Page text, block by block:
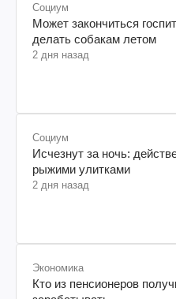
Социум
Может закончиться
делать собакам летом
2 дня назад
Социум
Исчезнут за ночь:
рыжими улитками
2 дня назад
Экономика
Кто из пенсионеров